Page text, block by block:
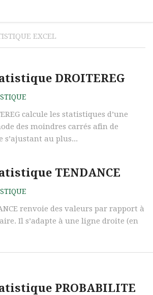
EXCEL
DROITEREG
calcule les statistiques d’une
des moindres carrés afin de
s’ajustant au plus...
TENDANCE
renvoie des valeurs par rapport à
Il s’adapte à une ligne droite (en
PROBABILITE